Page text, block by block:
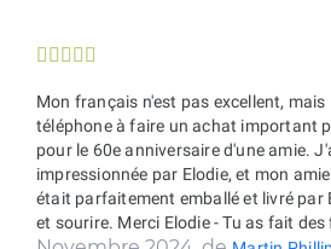
    
Mon français n'est pas excellent, mais
téléphone à faire un achat important
pour le 60e anniversaire d'une amie.
impressionnée par Elodie, et mon
était parfaitement emballé et livré par
et sourire. Merci Elodie - Tu as fait